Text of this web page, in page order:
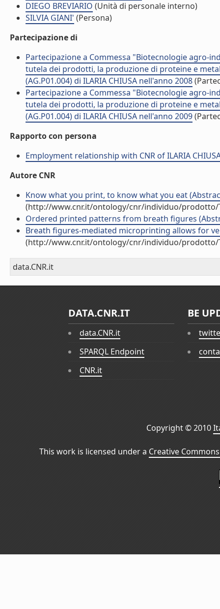
DIEGO BREVIARIO (Unità di personale interno)
SILVIA GIANI' (Persona)
Partecipazione di
Partecipazione a Commessa "Biotecnologie agro-
tutela dei prodotti, la produzione di proteine e
(AG.P01.004) di ILARIA CHIUSA nell'anno 2008
Partecipazione a Commessa "Biotecnologie agro-
tutela dei prodotti, la produzione di proteine e
(AG.P01.004) di ILARIA CHIUSA nell'anno 2009
Rapporto con persona
Employment relationship with CNR of ILARIA
Autore CNR
Know what you print, to know what you eat
(http://www.cnr.it/ontology/cnr/individuo/prodotto/
Ordered printed patterns from breath figures
Breath figures-mediated microprinting allows for
(http://www.cnr.it/ontology/cnr/individuo/prodotto/
data.CNR.it
DATA.CNR.IT
data.CNR.it
SPARQL Endpoint
CNR.it
BE
Copyright © 2010
This work is licensed under a Creative